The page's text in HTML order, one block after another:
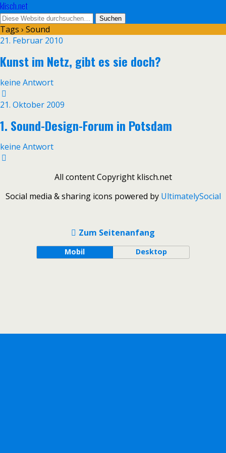
klisch.net
Tags › Sound
21. Februar 2010
Kunst im Netz, gibt es sie doch?
keine Antwort
21. Oktober 2009
1. Sound-Design-Forum in Potsdam
keine Antwort
All content Copyright klisch.net
Social media & sharing icons powered by UltimatelySocial
Zum Seitenanfang
Mobil Desktop